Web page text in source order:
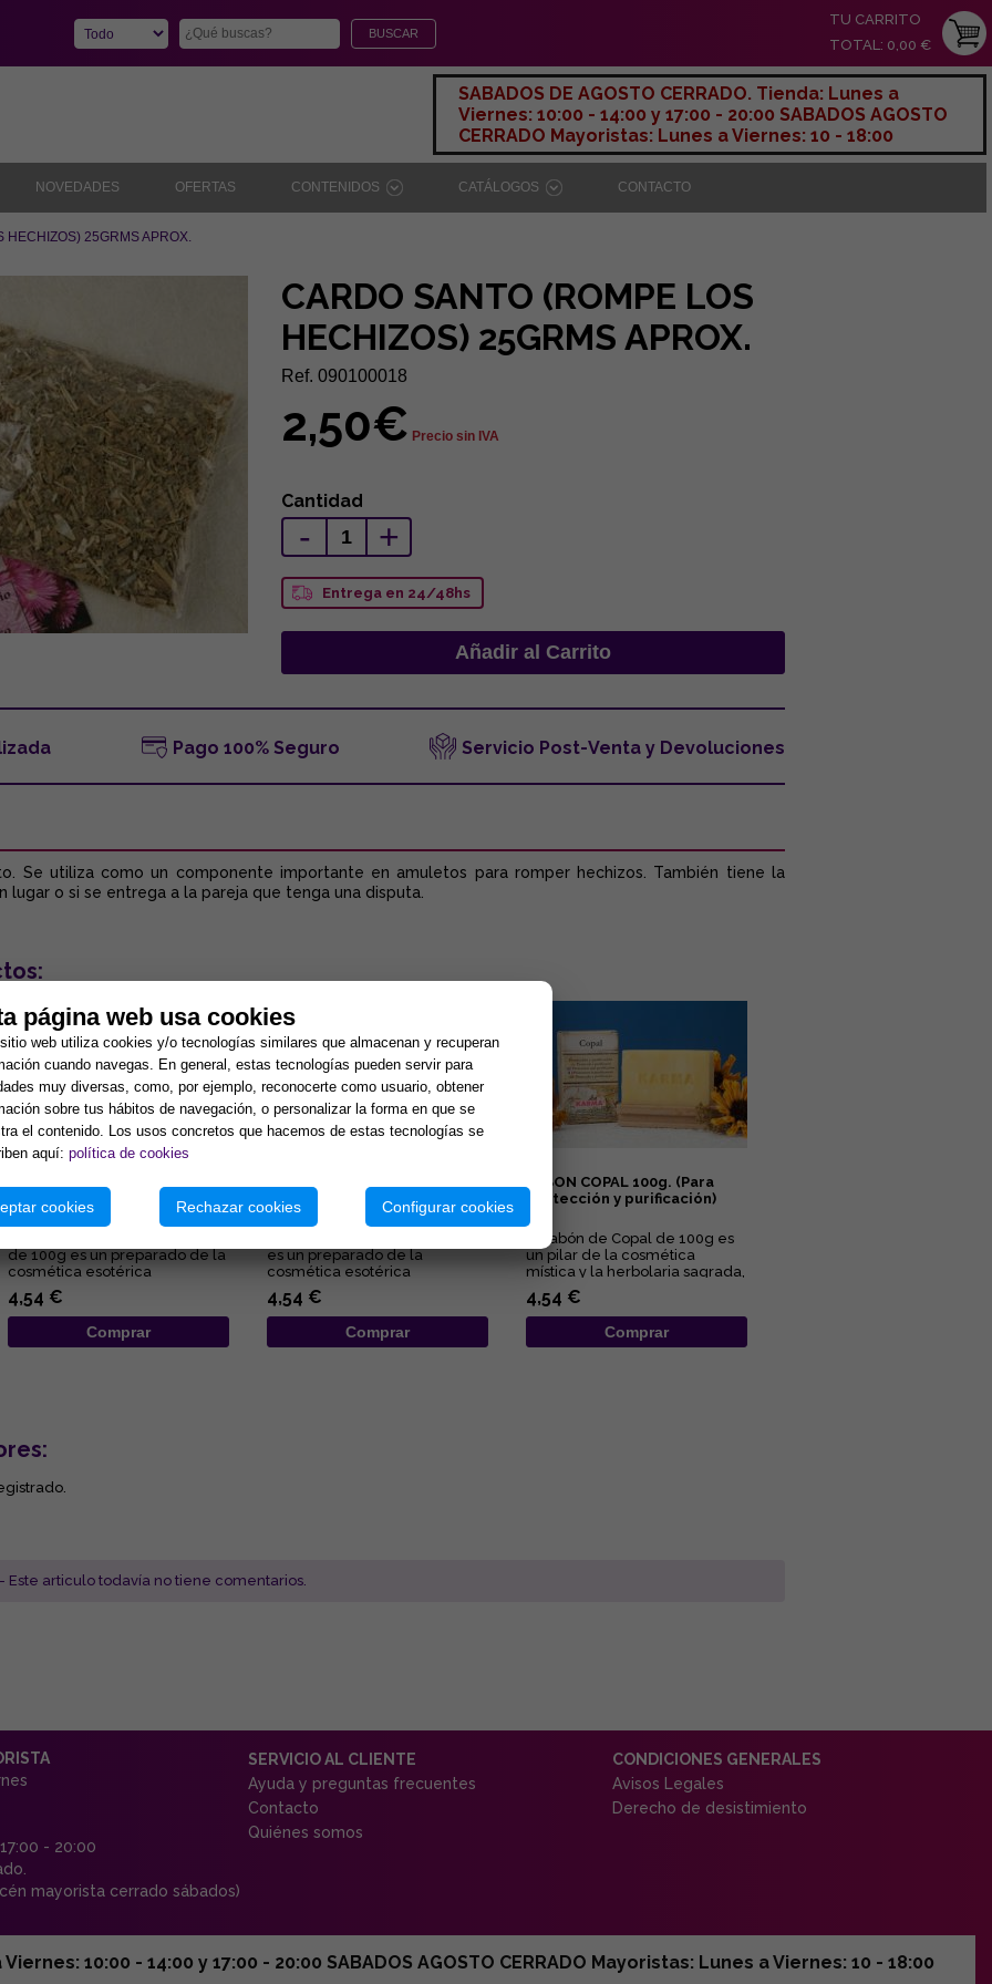
TU CARRITO
TOTAL: 0,00 €
SABADOS DE AGOSTO CERRADO. Tienda: Lunes a
Viernes: 10:00 - 14:00 y 17:00 - 20:00 SABADOS AGOSTO
CERRADO Mayoristas: Lunes a Viernes: 10 - 18:00
NOVEDADES OFERTAS CONTENIDOS CATÁLOGOS CONTACTO
HECHIZOS) 25GRMS APROX.
CARDO SANTO (ROMPE LOS
HECHIZOS) 25GRMS APROX.
Ref. 090100018
2,50€ Precio sin IVA
Cantidad
- +
Entrega en 24/48hs
Pago 100% Seguro Servicio Post-Venta y Devoluciones
Se utiliza como un componente importante en amuletos para romper hechizos. También tiene la
o si se entrega a la pareja que tenga una disputa.
100 gr. (Para atraer riqueza,
abundancia y prosperidad)
de 100g es un preparado de la
cosmética esotérica
consagrado a la entidad
espirit...
4,54 €
Comprar
gr (Para atraer buena suerte
y riqueza)
es un preparado de la
cosmética esotérica
consagrado a la mítica deidad
romana ...
4,54 €
Comprar
JABON COPAL 100g. (Para
protección y purificación)
El Jabón de Copal de 100g es
un pilar de la cosmética
mística y la herbolaria sagrada,
utilizado desde tiempos...
4,54 €
Comprar
- Este articulo todavía no tiene comentarios.
- 20:00
mayorista cerrado sábados)
SERVICIO AL CLIENTE
Ayuda y preguntas frecuentes
Contacto
Quiénes somos
CONDICIONES GENERALES
Avisos Legales
Derecho de desistimiento
10:00 - 14:00 y 17:00 - 20:00 SABADOS AGOSTO CERRADO Mayoristas: Lunes a Viernes: 10 - 18:00
página web usa cookies
web utiliza cookies y/o tecnologías similares que almacenan y recuperan
cuando navegas. En general, estas tecnologías pueden servir para
muy diversas, como, por ejemplo, reconocerte como usuario, obtener
sobre tus hábitos de navegación, o personalizar la forma en que se
el contenido. Los usos concretos que hacemos de estas tecnologías se
aquí: política de cookies
cookies Rechazar cookies Configurar cookies